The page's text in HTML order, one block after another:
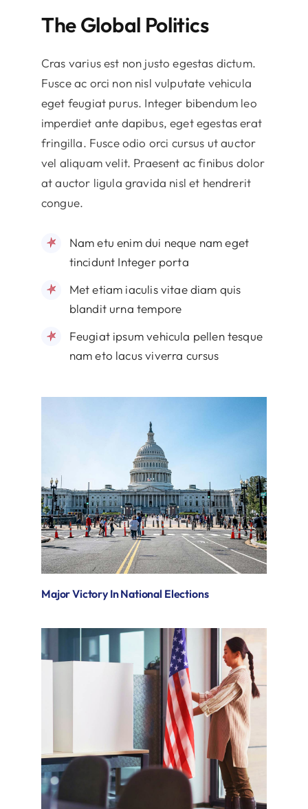
The Global Politics
Cras varius est non justo egestas dictum.
Fusce ac orci non nisl vulputate vehicula
eget feugiat purus. Integer bibendum leo
imperdiet ante dapibus, eget egestas erat
fringilla. Fusce odio orci cursus ut auctor
vel aliquam velit. Praesent ac finibus dolor
at auctor ligula gravida nisl et hendrerit
congue.
Nam etu enim dui neque nam eget
tincidunt Integer porta
Met etiam iaculis vitae diam quis
blandit urna tempore
Feugiat ipsum vehicula pellen tesque
nam eto lacus viverra cursus
Major Victory In National Elections